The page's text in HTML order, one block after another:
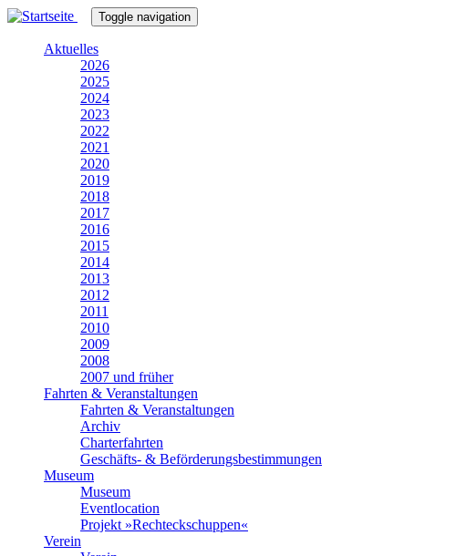
Direkt
Toggle navigation
Aktuelles
2026
2025
2024
2023
2022
2021
2020
2019
2018
2017
2016
2015
2014
2013
2012
2011
2010
2009
2008
2007 und früher
Fahrten & Veranstaltungen
Fahrten & Veranstaltungen
Archiv
Charterfahrten
Geschäfts- & Beförderungsbestimmungen
Museum
Museum
Eventlocation
Projekt »Rechteckschuppen«
Verein